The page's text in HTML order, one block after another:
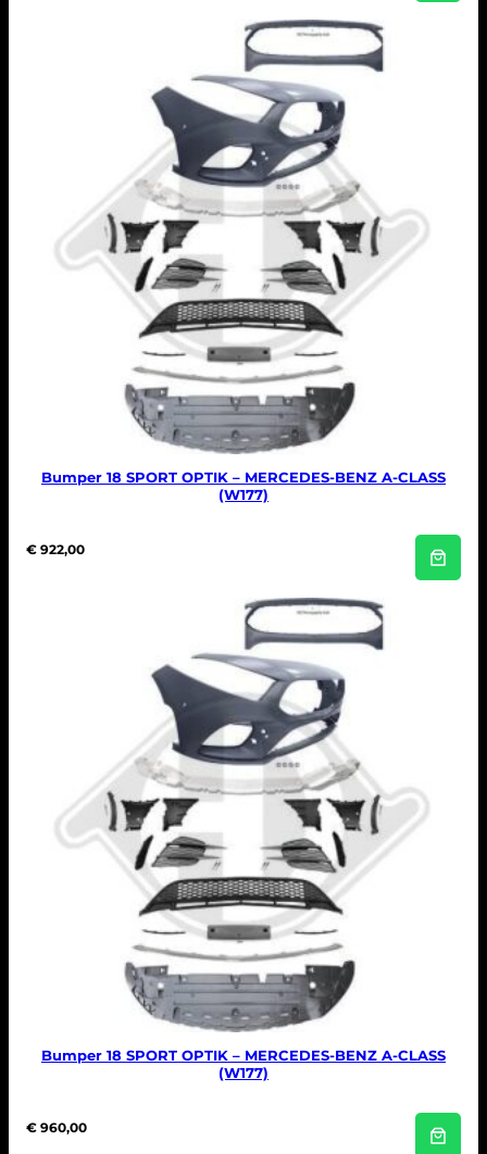
Bumper 18 SPORT OPTIK – MERCEDES-BENZ A-CLASS
(W177)
€ 922,00
Bumper 18 SPORT OPTIK – MERCEDES-BENZ A-CLASS
(W177)
€ 960,00